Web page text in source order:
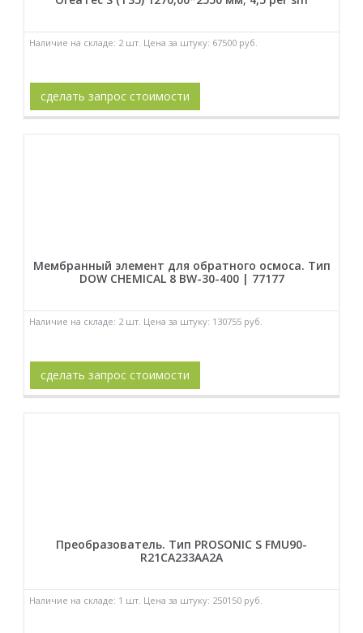
Наличие на складе: 2 шт. Цена за штуку: 67500 руб.
сделать запрос стоимости
Мембранный элемент для обратного осмоса. Тип
DOW CHEMICAL 8 BW-30-400 | 77177
Наличие на складе: 2 шт. Цена за штуку: 130755 руб.
сделать запрос стоимости
Преобразователь. Тип PROSONIC S FMU90-
R21CA233AA2A
Наличие на складе: 1 шт. Цена за штуку: 250150 руб.